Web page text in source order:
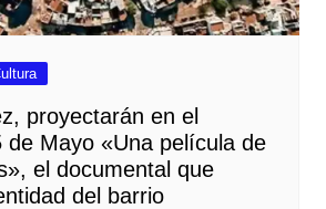
proyectarán en el
de Mayo «Una película de
el documental que
del barrio